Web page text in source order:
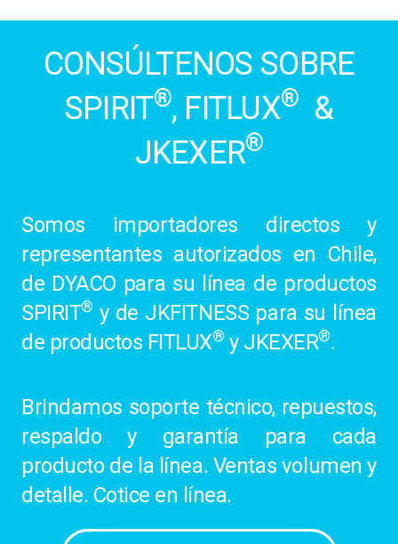
CONSÚLTENOS SOBRE
SPIRIT®, FITLUX® &
JKEXER®
Somos importadores directos y
representantes autorizados en Chile,
de DYACO para su línea de productos
SPIRIT® y de JKFITNESS para su línea
de productos FITLUX® y JKEXER®.
Brindamos soporte técnico, repuestos,
respaldo y garantía para cada
producto de la línea. Ventas volumen y
detalle. Cotice en línea.